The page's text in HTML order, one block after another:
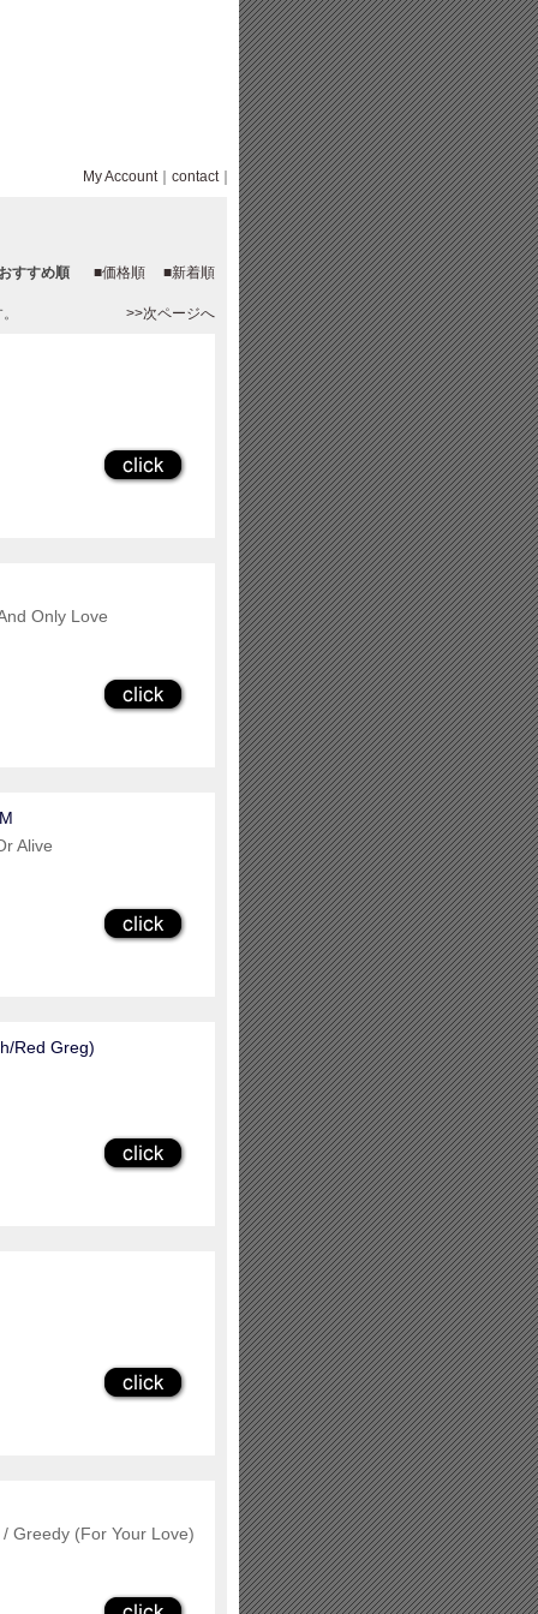
My Account｜ contact｜
すすめ順 ■価格順 ■新着順
>>次ページへ
Only Love
Alive
Red Greg)
Greedy (For Your Love)